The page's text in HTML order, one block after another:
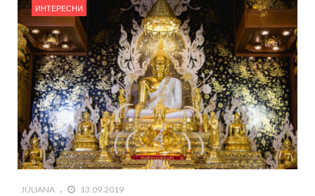
ИНТЕРЕСНИ
JULIANA 13.09.2019